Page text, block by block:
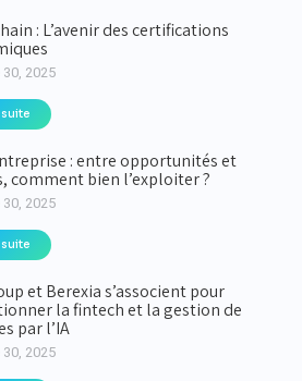
: L’avenir des certifications
2025
suite
: entre opportunités et
comment bien l’exploiter ?
2025
suite
et Berexia s’associent pour
la fintech et la gestion de
par l’IA
2025